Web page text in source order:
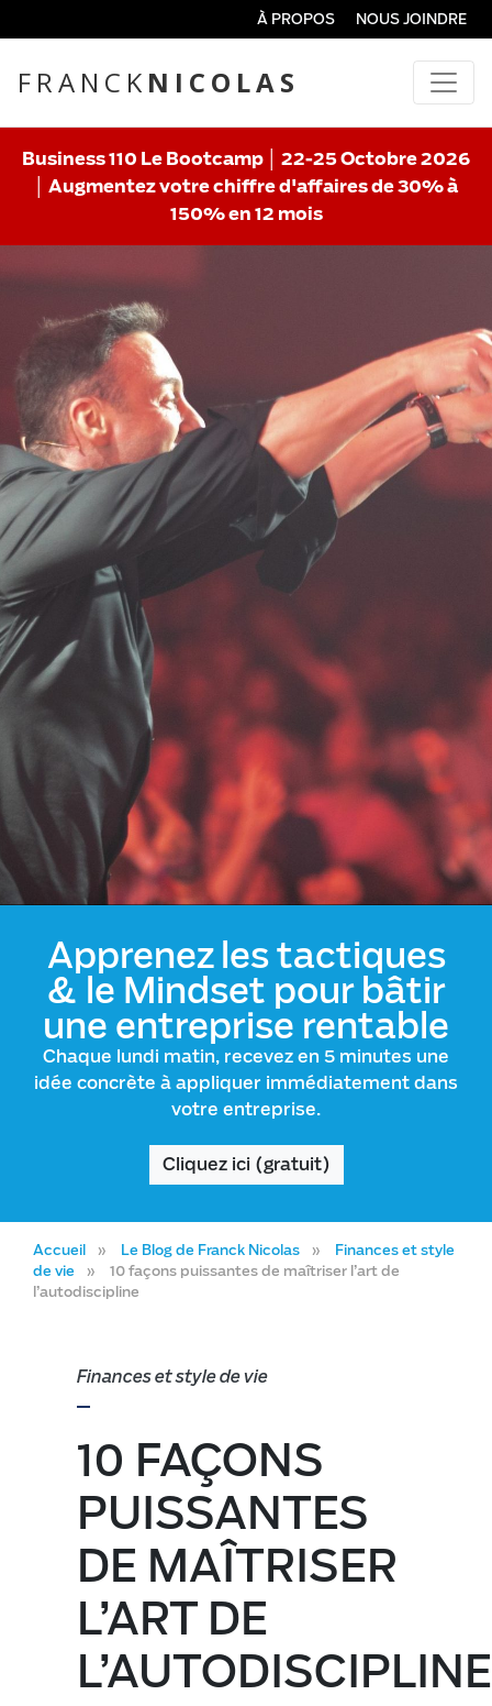
À PROPOS NOUS JOINDRE
FRANCK NICOLAS
Business 110 Le Bootcamp │ 22-25 Octobre 2026
│ Augmentez votre chiffre d'affaires de 30% à
150% en 12 mois
Apprenez les tactiques
& le Mindset pour bâtir
une entreprise rentable
Chaque lundi matin, recevez en 5 minutes une
idée concrète à appliquer immédiatement dans
votre entreprise.
Cliquez ici (gratuit)
Accueil Le Blog de Franck Nicolas
Finances et style
de vie
10 façons puissantes de maîtriser l’art de
l’autodiscipline
Finances et style de vie
10 FAÇONS
PUISSANTES
DE MAÎTRISER
L’ART DE
L’AUTODISCIPLINE